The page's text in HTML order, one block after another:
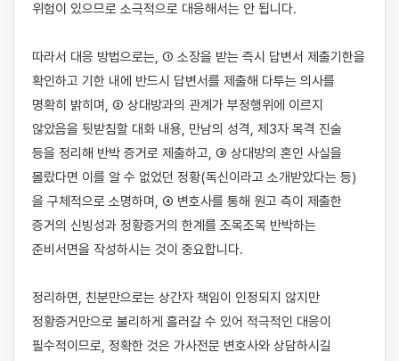
위험이 있으므로 소극적으로 대응해서는 안 됩니다.
따라서 대응 방법으로는, ① 소장을 받는 즉시 답변서 제출기한을
확인하고 기한 내에 반드시 답변서를 제출해 다투는 의사를
명확히 밝히며, ② 상대방과의 관계가 부정행위에 이르지
않았음을 뒷받침할 대화 내용, 만남의 성격, 제3자 목격 진술
등을 정리해 반박 증거로 제출하고, ③ 상대방의 혼인 사실을
몰랐다면 이를 알 수 없었던 정황(독신이라고 소개받았다는 등)
을 구체적으로 소명하며, ④ 변호사를 통해 원고 측이 제출한
증거의 신빙성과 정황증거의 한계를 조목조목 반박하는
준비서면을 작성하시는 것이 중요합니다.
정리하면, 친분만으로는 상간자 책임이 인정되지 않지만
정황증거만으로 불리하게 흘러갈 수 있어 적극적인 대응이
필수적이므로, 정확한 것은 가사전문 변호사와 상담하시길